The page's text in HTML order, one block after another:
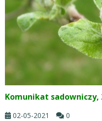
Komunikat sadowniczy,
02-05-2021 0